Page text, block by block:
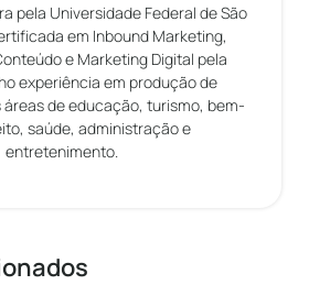
pela Universidade Federal de São
em Inbound Marketing,
e Marketing Digital pela
experiência em produção de
de educação, turismo, bem-
saúde, administração e
entretenimento.